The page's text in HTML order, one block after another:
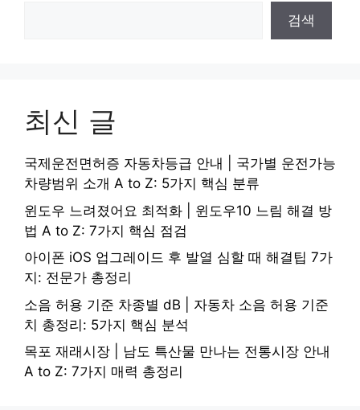
검색
최신 글
국제운전면허증 자동차등급 안내 | 국가별 운전가능
차량범위 소개 A to Z: 5가지 핵심 분류
윈도우 느려졌어요 최적화 | 윈도우10 느림 해결 방
법 A to Z: 7가지 핵심 점검
아이폰 iOS 업그레이드 후 발열 심할 때 해결팁 7가
지: 전문가 총정리
소음 허용 기준 차종별 dB | 자동차 소음 허용 기준
치 총정리: 5가지 핵심 분석
목포 재래시장 | 남도 특산물 만나는 전통시장 안내
A to Z: 7가지 매력 총정리